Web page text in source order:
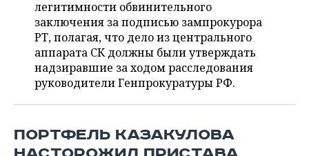
ХОККЕЙ С МЯЧОМ
ПРОИСШЕСТВИЯ
легитимности обвинительного
заключения за подписью зампрокурора
РТ, полагая, что дело из центрального
аппарата СК должны были утверждать
надзиравшие за ходом расследования
руководители Генпрокуратуры РФ.
ПОРТФЕЛЬ КАЗАКУЛОВА